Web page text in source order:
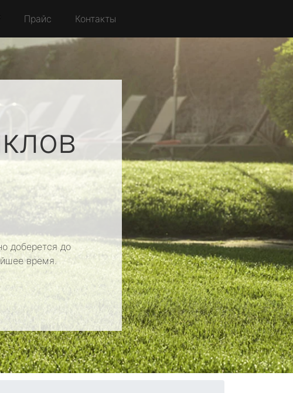
Прайс Контакты
доберется до
время.